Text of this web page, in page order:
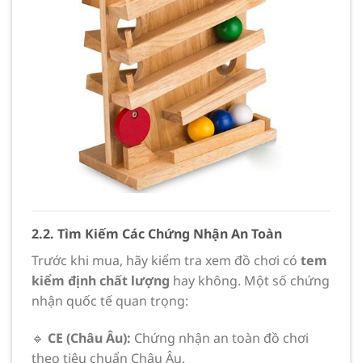
2.2. Tìm Kiếm Các Chứng Nhận An Toàn
Trước khi mua, hãy kiểm tra xem đồ chơi có tem
kiểm định chất lượng hay không. Một số chứng
nhận quốc tế quan trọng:
🔹 CE (Châu Âu): Chứng nhận an toàn đồ chơi
theo tiêu chuẩn Châu Âu.